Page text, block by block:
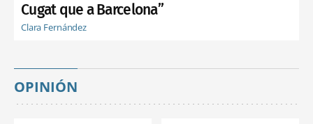
Cugat que a Barcelona”
Clara Fernández
OPINIÓN